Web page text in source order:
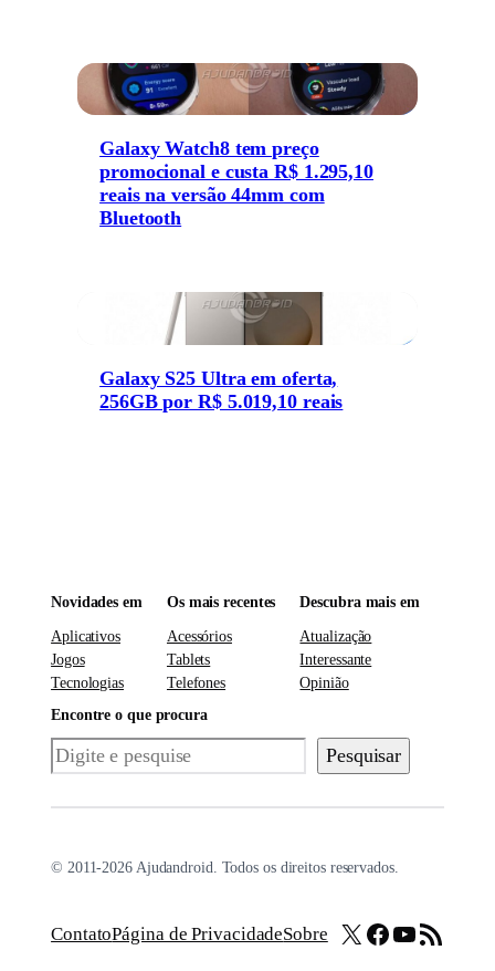
Galaxy Watch8 tem preço
promocional e custa R$ 1.295,10
reais na versão 44mm com
Bluetooth
Galaxy S25 Ultra em oferta,
256GB por R$ 5.019,10 reais
Novidades em
Aplicativos
Jogos
Tecnologias
Os mais recentes
Acessórios
Tablets
Telefones
Descubra mais em
Atualização
Interessante
Opinião
Encontre o que procura
Pesquisar Pesquisar
© 2011-2026 Ajudandroid. Todos os direitos reservados.
ContatoPágina de PrivacidadeSobre X Facebook
Youtube
Feed RSS